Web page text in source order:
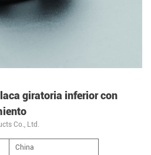
giratoria inferior con
Co., Ltd.
China